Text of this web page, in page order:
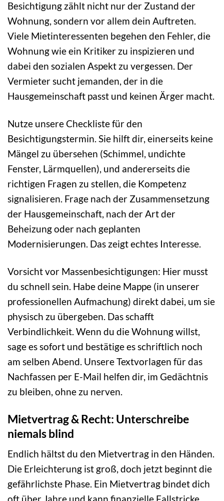
Besichtigung zählt nicht nur der Zustand der
Wohnung, sondern vor allem dein Auftreten.
Viele Mietinteressenten begehen den Fehler, die
Wohnung wie ein Kritiker zu inspizieren und
dabei den sozialen Aspekt zu vergessen. Der
Vermieter sucht jemanden, der in die
Hausgemeinschaft passt und keinen Ärger macht.
Nutze unsere Checkliste für den
Besichtigungstermin. Sie hilft dir, einerseits keine
Mängel zu übersehen (Schimmel, undichte
Fenster, Lärmquellen), und andererseits die
richtigen Fragen zu stellen, die Kompetenz
signalisieren. Frage nach der Zusammensetzung
der Hausgemeinschaft, nach der Art der
Beheizung oder nach geplanten
Modernisierungen. Das zeigt echtes Interesse.
Vorsicht vor Massenbesichtigungen: Hier musst
du schnell sein. Habe deine Mappe (in unserer
professionellen Aufmachung) direkt dabei, um sie
physisch zu übergeben. Das schafft
Verbindlichkeit. Wenn du die Wohnung willst,
sage es sofort und bestätige es schriftlich noch
am selben Abend. Unsere Textvorlagen für das
Nachfassen per E-Mail helfen dir, im Gedächtnis
zu bleiben, ohne zu nerven.
Mietvertrag & Recht: Unterschreibe
niemals blind
Endlich hältst du den Mietvertrag in den Händen.
Die Erleichterung ist groß, doch jetzt beginnt die
gefährlichste Phase. Ein Mietvertrag bindet dich